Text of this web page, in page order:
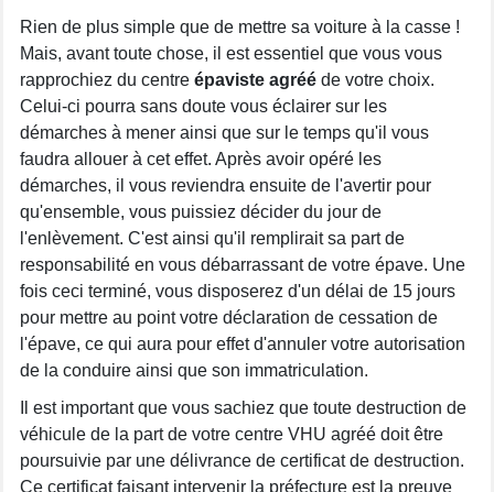
Rien de plus simple que de mettre sa voiture à la casse !
Mais, avant toute chose, il est essentiel que vous vous
rapprochiez du centre épaviste agréé de votre choix.
Celui-ci pourra sans doute vous éclairer sur les
démarches à mener ainsi que sur le temps qu'il vous
faudra allouer à cet effet. Après avoir opéré les
démarches, il vous reviendra ensuite de l'avertir pour
qu'ensemble, vous puissiez décider du jour de
l'enlèvement. C'est ainsi qu'il remplirait sa part de
responsabilité en vous débarrassant de votre épave. Une
fois ceci terminé, vous disposerez d'un délai de 15 jours
pour mettre au point votre déclaration de cessation de
l'épave, ce qui aura pour effet d'annuler votre autorisation
de la conduire ainsi que son immatriculation.
Il est important que vous sachiez que toute destruction de
véhicule de la part de votre centre VHU agréé doit être
poursuivie par une délivrance de certificat de destruction.
Ce certificat faisant intervenir la préfecture est la preuve